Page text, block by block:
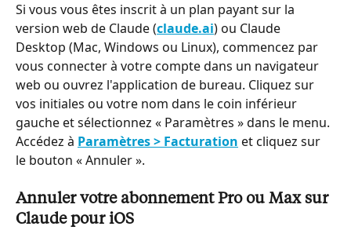
Si vous vous êtes inscrit à un plan payant sur la
version web de Claude (claude.ai) ou Claude
Desktop (Mac, Windows ou Linux), commencez par
vous connecter à votre compte dans un navigateur
web ou ouvrez l'application de bureau. Cliquez sur
vos initiales ou votre nom dans le coin inférieur
gauche et sélectionnez « Paramètres » dans le menu.
Accédez à Paramètres > Facturation et cliquez sur
le bouton « Annuler ».
Annuler votre abonnement Pro ou Max sur
Claude pour iOS